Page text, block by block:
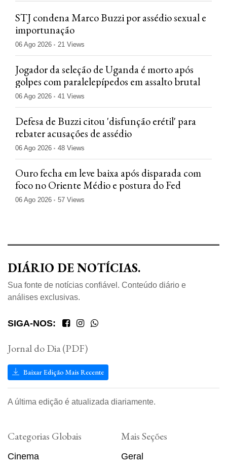
STJ condena Marco Buzzi por assédio sexual e
importunação
06 Ago 2026 21 Views
Jogador da seleção de Uganda é morto após
golpes com paralelepípedos em assalto brutal
06 Ago 2026 41 Views
Defesa de Buzzi citou 'disfunção erétil' para
rebater acusações de assédio
06 Ago 2026 48 Views
Ouro fecha em leve baixa após disparada com
foco no Oriente Médio e postura do Fed
06 Ago 2026 57 Views
DIÁRIO DE NOTÍCIAS.
Sua fonte de notícias confiável. Conteúdo diário e
análises exclusivas.
SIGA-NOS:
Jornal do Dia (PDF)
Baixar Edição Mais Recente
A última edição é atualizada diariamente.
Categorias Globais
Cinema
Mais Seções
Geral